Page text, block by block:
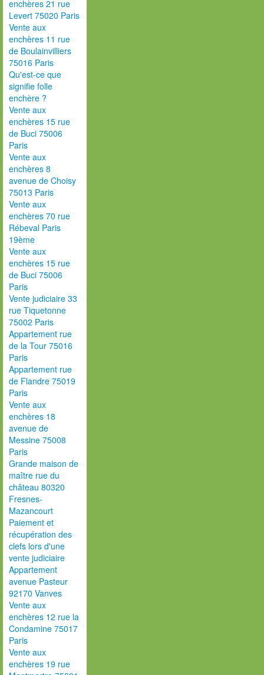
enchères 21 rue
Levert 75020 Paris
Vente aux
enchères 11 rue
de Boulainvilliers
75016 Paris
Qu'est-ce que
signifie folle
enchère ?
Vente aux
enchères 15 rue
de Buci 75006
Paris
Vente aux
enchères 8
avenue de Choisy
75013 Paris
Vente aux
enchères 70 rue
Rébeval Paris
19ème
Vente aux
enchères 15 rue
de Buci 75006
Paris
Vente judiciaire 33
rue Tiquetonne
75002 Paris
Appartement rue
de la Tour 75016
Paris
Appartement rue
de Flandre 75019
Paris
Vente aux
enchères 18
avenue de
Messine 75008
Paris
Grande maison de
maître rue du
château 80320
Fresnes-
Mazancourt
Paiement et
récupération des
clefs lors d'une
vente judiciaire
Appartement
avenue Pasteur
92170 Vanves
Vente aux
enchères 12 rue la
Condamine 75017
Paris
Vente aux
enchères 19 rue